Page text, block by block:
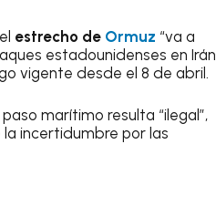
estrecho de Ormuz “va a
estadounidenses en Irán
vigente desde el 8 de abril.
marítimo resulta “ilegal”,
la incertidumbre por las